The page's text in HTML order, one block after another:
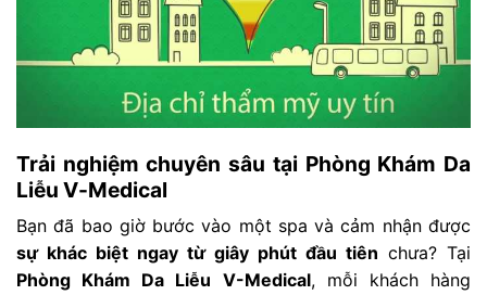
Trải nghiệm chuyên sâu tại Phòng Khám Da
Liễu V-Medical
Bạn đã bao giờ bước vào một spa và cảm nhận được
sự khác biệt ngay từ giây phút đầu tiên chưa? Tại
Phòng Khám Da Liễu V-Medical, mỗi khách hàng